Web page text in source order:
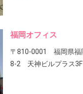
福岡オフィス
〒810-0001 福岡県福
8-2 天神ビルプラス3F